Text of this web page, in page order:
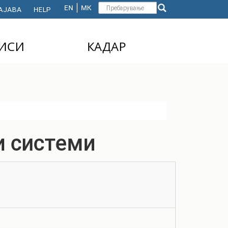
Форма
пребарување
Пребарување
EN МК
HELP
СТУДИИ
КАДАР
системи